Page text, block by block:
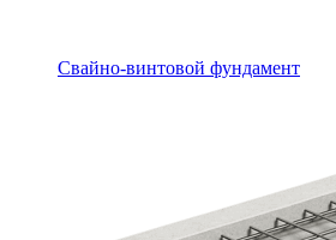
Свайно-винтовой фундамент